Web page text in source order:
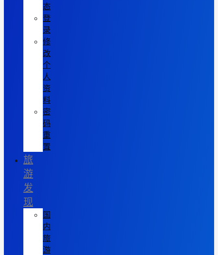
态
登
录
修
改
个
人
资
料
密
码
重
置
旅
游
发
现
国
内
旅
游